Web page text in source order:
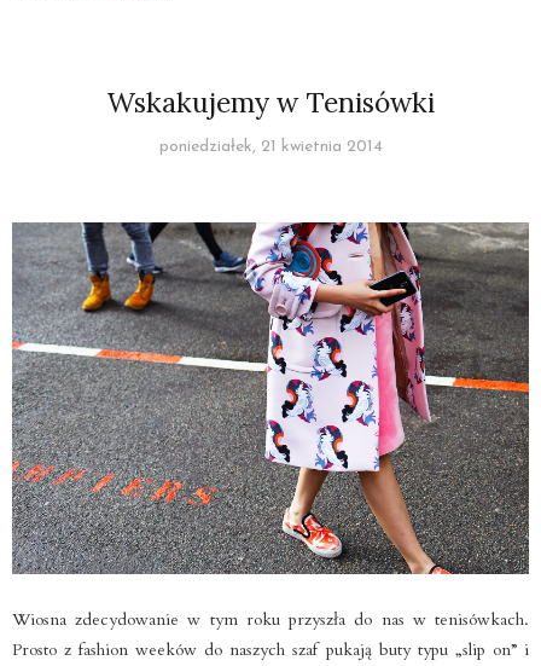
Wskakujemy w Tenisówki
poniedziałek, 21 kwietnia 2014
Wiosna zdecydowanie w tym roku przyszła do nas w tenisówkach.
Prosto z fashion weeków do naszych szaf pukają buty typu „slip on” i